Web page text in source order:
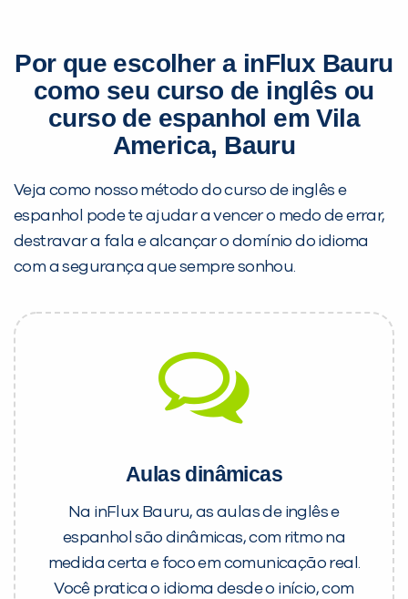
Por que escolher a inFlux Bauru
como seu curso de inglês ou
curso de espanhol em Vila
America, Bauru
Veja como nosso método do curso de inglês e
espanhol pode te ajudar a vencer o medo de errar,
destravar a fala e alcançar o domínio do idioma
com a segurança que sempre sonhou.
Aulas dinâmicas
Na inFlux Bauru, as aulas de inglês e
espanhol são dinâmicas, com ritmo na
medida certa e foco em comunicação real.
Você pratica o idioma desde o início, com